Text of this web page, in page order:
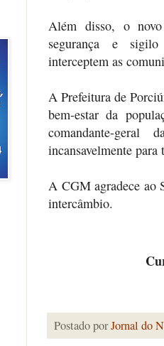
Além disso, o
segurança e
interceptem as
A Prefeitura de
bem-estar da
comandante-
incansavelmente
A CGM agradece ao
intercâmbio.
Postado porJornal do